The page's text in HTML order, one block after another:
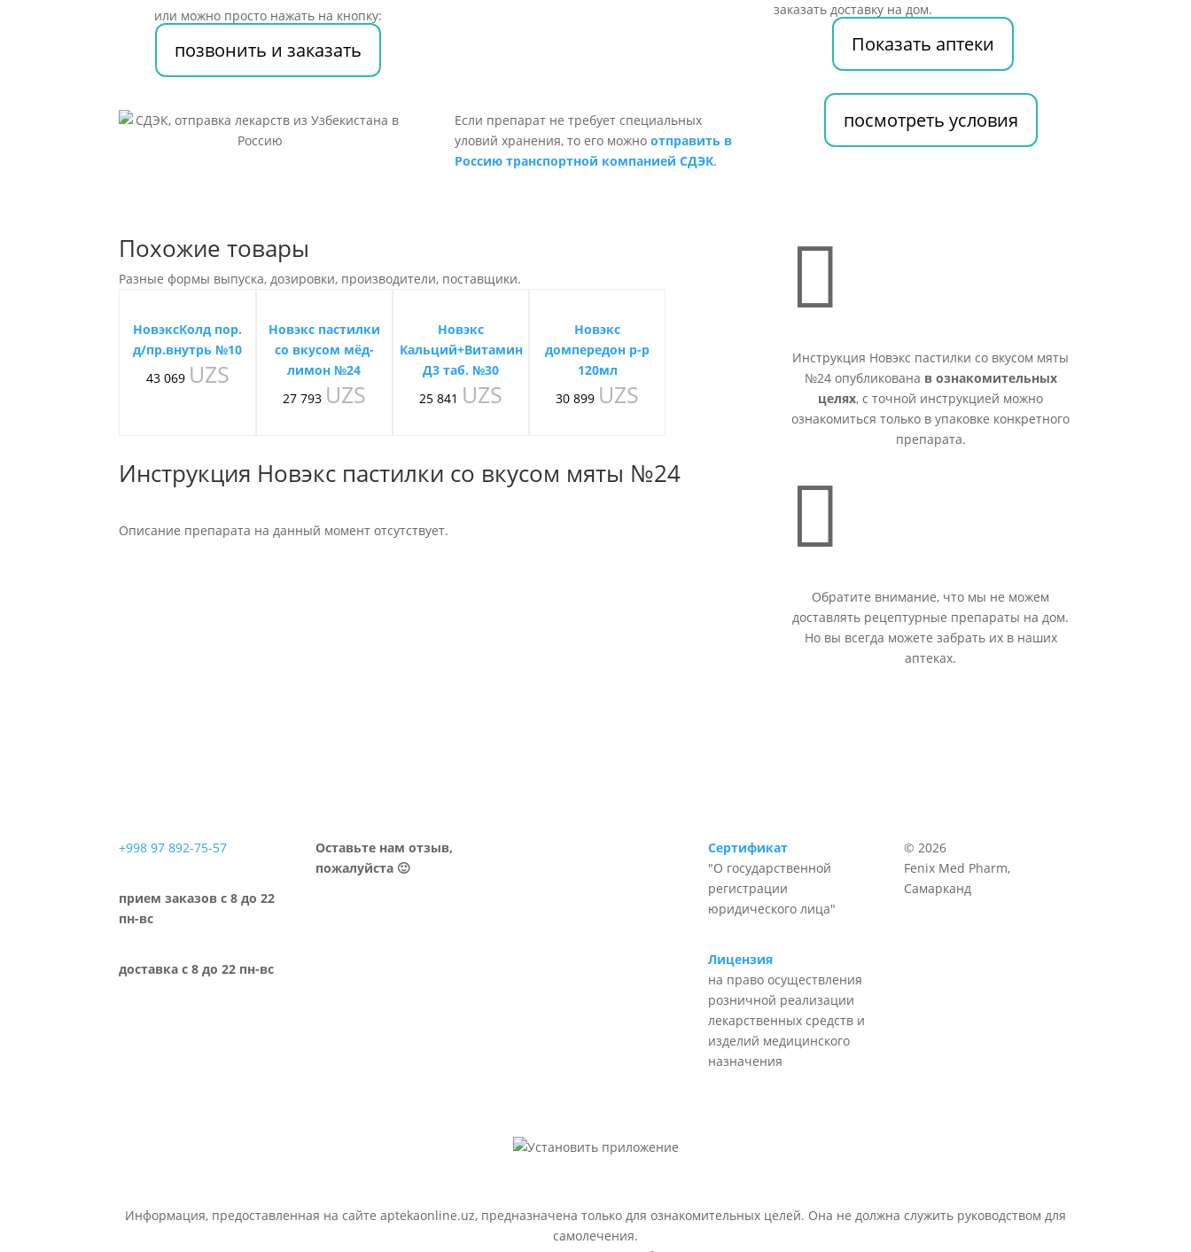
или можно просто нажать на кнопку:
позвонить и заказать
заказать доставку на дом.
Показать аптеки
Если препарат не требует специальных
уловий хранения, то его можно отправить в
Россию транспортной компанией СДЭК.
посмотреть условия
Похожие товары
Разные формы выпуска, дозировки, производители, поставщики.
НовэксКолд пор.
д/пр.внутрь №10
43 069 UZS
Новэкс пастилки
со вкусом мёд-
лимон №24
27 793 UZS
Новэкс
Кальций+Витамин
Д3 таб. №30
25 841 UZS
Новэкс
домпередон р-р
120мл
30 899 UZS
Инструкция Новэкс пастилки со вкусом мяты №24
Описание препарата на данный момент отсутствует.

Инструкция Новэкс пастилки со вкусом мяты
№24 опубликована в ознакомительных
целях, с точной инструкцией можно
ознакомиться только в упаковке конкретного
препарата.

Обратите внимание, что мы не можем
доставлять рецептурные препараты на дом.
Но вы всегда можете забрать их в наших
аптеках.
+998 97 892-75-57
прием заказов с 8 до 22
пн-вс
доставка с 8 до 22 пн-вс
Оставьте нам отзыв,
пожалуйста 🙂
Сертификат
"О государственной
регистрации
юридического лица"
Лицензия
на право осуществления
розничной реализации
лекарственных средств и
изделий медицинского
назначения
© 2026
Fenix Med Pharm,
Самарканд
Информация, предоставленная на сайте aptekaonline.uz, предназначена только для ознакомительных целей. Она не должна служить руководством для
самолечения.